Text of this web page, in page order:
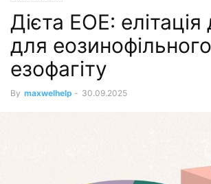
Дієта EOE: елітація
для еозинофільного
езофагіту
By maxwelhelp - 30.09.2025